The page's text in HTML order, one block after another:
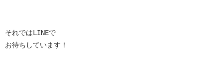
それではLINEで
お待ちしています！